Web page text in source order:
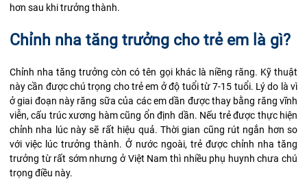
hơn sau khi trưởng thành.
Chỉnh nha tăng trưởng cho trẻ em là gì?
Chỉnh nha tăng trưởng còn có tên gọi khác là niềng răng. Kỹ thuật
này cần được chú trọng cho trẻ em ở độ tuổi từ 7-15 tuổi. Lý do là vì
ở giai đoạn này răng sữa của các em dần được thay bằng răng vĩnh
viễn, cấu trúc xương hàm cũng ổn định dần. Nếu trẻ được thực hiện
chỉnh nha lúc này sẽ rất hiệu quả. Thời gian cũng rút ngắn hơn so
với việc lúc trưởng thành. Ở nước ngoài, trẻ được chỉnh nha tăng
trưởng từ rất sớm nhưng ở Việt Nam thì nhiều phụ huynh chưa chú
trọng điều này.